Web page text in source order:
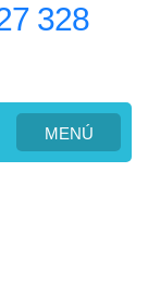
328
MENÚ